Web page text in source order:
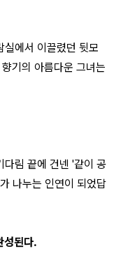
실에서 이끌렸던 뒷모
기의 아름다운 그녀는
다림 끝에 건넨 '같이 공
나누는 인연이 되었답
성된다.